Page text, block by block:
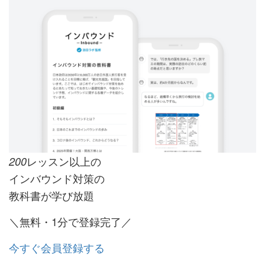
200レッスン以上の
インバウンド対策の
教科書が学び放題
＼無料・1分で登録完了／
今すぐ会員登録する